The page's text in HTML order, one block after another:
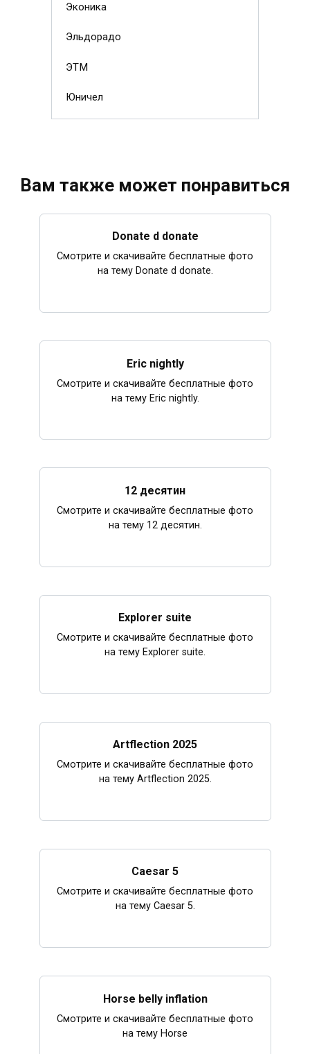
Эконика
Эльдорадо
ЭТМ
Юничел
Вам также может понравиться
Donate d donate
Смотрите и скачивайте бесплатные фото
на тему Donate d donate.
Eric nightly
Смотрите и скачивайте бесплатные фото
на тему Eric nightly.
12 десятин
Смотрите и скачивайте бесплатные фото
на тему 12 десятин.
Explorer suite
Смотрите и скачивайте бесплатные фото
на тему Explorer suite.
Artflection 2025
Смотрите и скачивайте бесплатные фото
на тему Artflection 2025.
Caesar 5
Смотрите и скачивайте бесплатные фото
на тему Caesar 5.
Horse belly inflation
Смотрите и скачивайте бесплатные фото
на тему Horse